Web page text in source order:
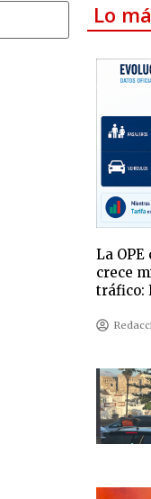
Lo
La
crece
tráfico: